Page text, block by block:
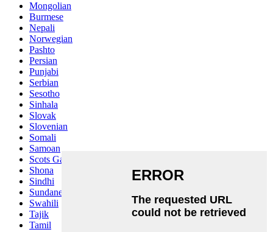
Mongolian
Burmese
Nepali
Norwegian
Pashto
Persian
Punjabi
Serbian
Sesotho
Sinhala
Slovak
Slovenian
Somali
Samoan
Scots Gaelic
Shona
Sindhi
Sundanese
Swahili
Tajik
Tamil